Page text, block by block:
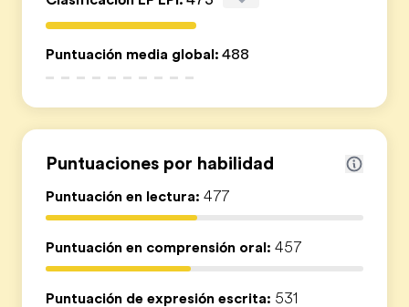
Sobre nosotros
Trabajos
Únete al equipo
Puntuación media global: 488
Puntuaciones por habilidad
Puntuación en lectura: 477
Puntuación en comprensión oral: 457
Puntuación de expresión escrita: 531